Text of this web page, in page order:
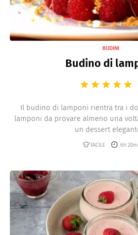
BUDINI
Budino di
Il budino di lamponi rientra tra i
lamponi da provare almeno una
un dessert elegante
FACILE 6h 20m